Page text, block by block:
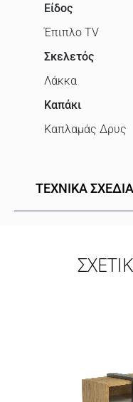
Είδος
Έπιπλο TV
Σκελετός
Λάκκα
Καπάκι
Καπλαμάς Δρυς
ΤΕΧΝΙΚΑ ΣΧΕΔΙΑ